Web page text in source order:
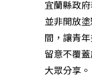
宜蘭縣政
並非開放
間，讓青
留意不覆
大眾分享。